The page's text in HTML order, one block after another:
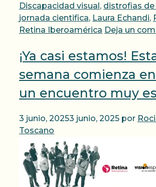
Discapacidad visual, distrofias de
jornada cientifica, Laura Echandi,
Retina Iberoamérica Deja un
¡Ya casi estamos!
semana comienza
un encuentro muy
3 junio, 20253 junio, 2025 por
Toscano